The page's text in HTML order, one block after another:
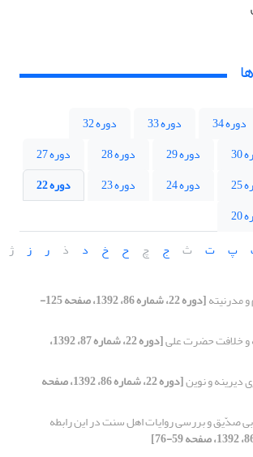
دوره 34 دوره 33
دوره 32
دوره 29 دوره 28
دوره 27
دوره 24 دوره 23
دوره 22
پ ت ث ج چ ح خ د ذ ر ز ژ
مدرنیته [دوره 22، شماره 86، 1392، صفحه 125-
و خلافت حضرت علی [دوره 22، شماره 87، 1392،
دیرینه و نوین [دوره 22، شماره 86، 1392، صفحه
صدّیق و بررسی روایات اهل سنت در این رابطه